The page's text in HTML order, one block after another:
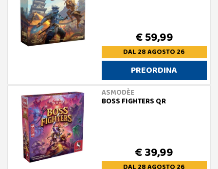
€ 59,99
DAL 28 AGOSTO 26
PREORDINA
ASMODÈE
BOSS FIGHTERS QR
€ 39,99